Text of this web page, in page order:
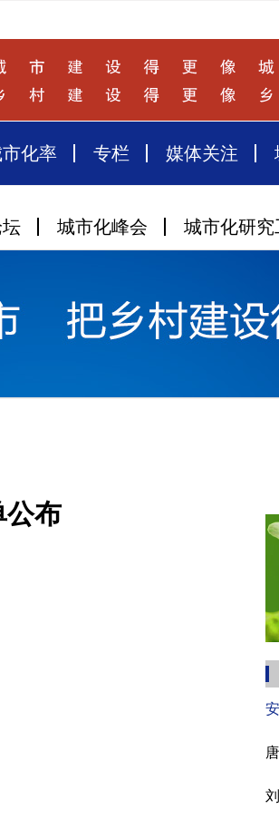
化率 专栏 媒体关注
城市化峰会 城市化研究
公布